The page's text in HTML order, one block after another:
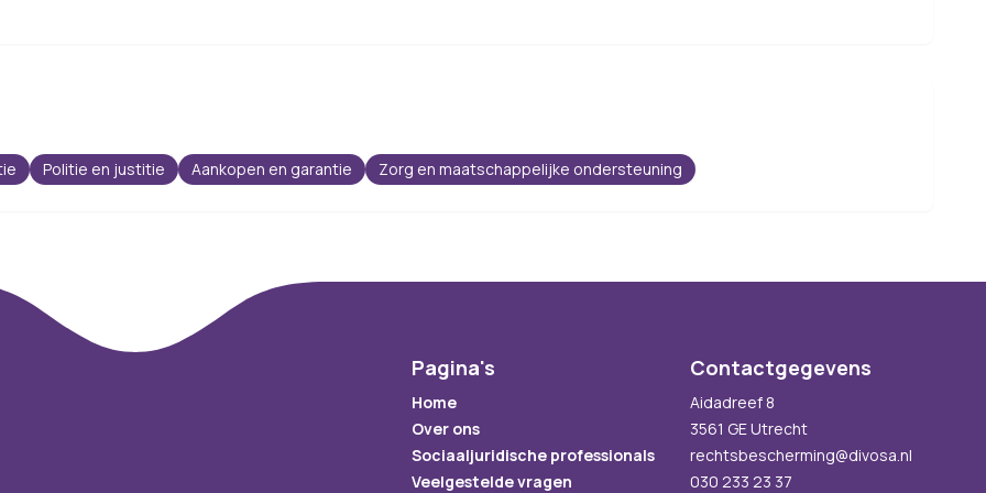
Politie en justitie Aankopen en garantie Zorg en maatschappelijke ondersteuning
Pagina's
Home
Over ons
Sociaaljuridische professionals
Veelgestelde vragen
Contactgegevens
Aidadreef 8
3561 GE Utrecht
rechtsbescherming@divosa.nl
030 233 23 37